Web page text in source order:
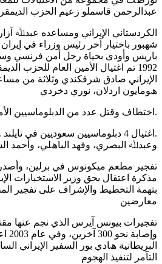
ﻋﺒﺪاﻟﺮﺣﻤﻦ ﻗﺎﺳﻤﻠﻮ زﻋﯿﻢ اﻟﺤﺰب
ﺷﮭﺒﻮر ﺑﺎﺧﺘﯿﺎر آﺧﺮ رﺋﯿﺲ وزراء ﻓﻲ
ﺑﺎرﯾﺲ وأودى ﺑﺤﯿﺎة رﺟﻞ أﻣﻦ ﻓﺮﻧﺴﻲ
1992 ﺗﻢ اﻏﺘﯿﺎل اﻷﻣﯿﻦ اﻟﻌﺎم ﻟﻠﺤﺰب
اﻹﯾﺮاﻧﻲ ﺻﺎدق ﺷﺮﻓﻜﻨﺪي وﺛﻼﺛﺔ ﻣﻦ
ھﻮﻣﺎﯾﻮن اردﻻن، ﻧﻮري دﺧﺮدي
.اﺧﺘﻄﺎف وﻗﺘﻞ ﻋﺪد ﻣﻦ اﻟﺪﺑﻠﻮﻣﺎﺳﯿﯿﻦ
.اﻏﺘﯿﺎل 4 دﺑﻠﻮﻣﺎﺳﯿﯿﻦ ﺳﻌﻮدﯾﯿﻦ ﻓﻲ
وﻋﺒﺪﷲ اﻟﺒﺼﺮي، وﻓﮭﺪ اﻟﺒﺎھﻠﻲ، وأﺣﻤﺪ اﻟﺴﯿﻒ
ﺗﻔﺠﯿﺮ ﻣﻄﻌﻢ ﻣﯿﻜﻮﻧﻮس ﻓﻲ ﺑﺮﻟﯿﻦ، وأﺻﺪر
ﻣﻌﺎرﺿﯿﻦ
اﻟﺒﺮﯾﻄﺎﻧﯿﺔ ھﺎدي ﺑﻮر اﻟﺴﻔﯿﺮ اﻹﯾﺮاﻧﻲ
اﻟﺘﺂﻣﺮ ﻟﺘﻨﻔﯿﺬ اﻟﮭﺠﻮم